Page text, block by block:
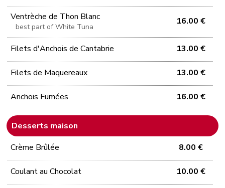
Ventrèche de Thon Blanc
best part of White Tuna
16.00 €
Filets d'Anchois de Cantabrie 13.00 €
Filets de Maquereaux 13.00 €
Anchois Fumées 16.00 €
Desserts maison
Crème Brûlée
8.00 €
Coulant au Chocolat 10.00 €